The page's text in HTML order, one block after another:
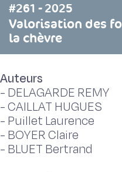
#261 - 2025
Valorisation des
la chèvre
Auteurs
- DELAGARDE REMY
-CAILLAT HUGUES
- Puillet Laurence
- BOYER Claire
- BLUET Bertrand